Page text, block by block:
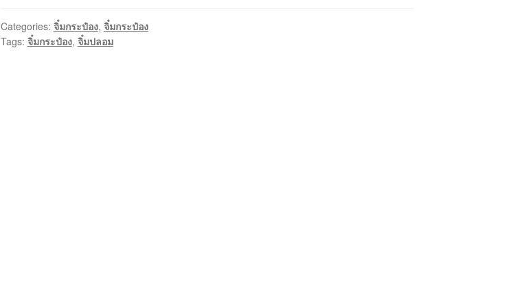
Categories: จิ๋มกระป๋อง, จิ๋มกระป๋อง
Tags: จิ๋มกระป๋อง, จิ๋มปลอม